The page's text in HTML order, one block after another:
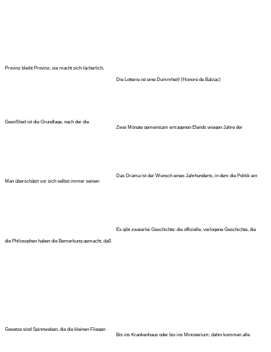
Provinz bleibt Provinz, sie macht sich lächerlich,
Die Lotterie ist eine Dummheit! (Honoré de Balzac)
Gewißheit ist die Grundlage, nach der die
Zwei Monate gemeinsam ertragenen Elends wiegen Jahre der
Man überschätzt vor sich selbst immer seinen
Das Drama ist der Wunsch eines Jahrhunderts, in dem die Politik ein
die Philosophen haben die Bemerkung gemacht, daß
Es gibt zweierlei Geschichte: die offizielle, verlogene Geschichte, die
Gesetze sind Spinnweben, die die kleinen Fliegen
Bis ins Krankenhaus oder bis ins Ministerium; dahin kommen alle